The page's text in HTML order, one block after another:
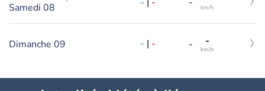
Samedi 08
km/h
Dimanche 09 - | - - -
km/h